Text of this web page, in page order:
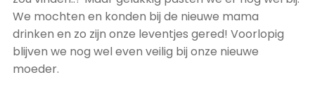
We mochten en konden bij de nieuwe mama
drinken en zo zijn onze leventjes gered! Voorlopig
blijven we nog wel even veilig bij onze nieuwe
moeder.